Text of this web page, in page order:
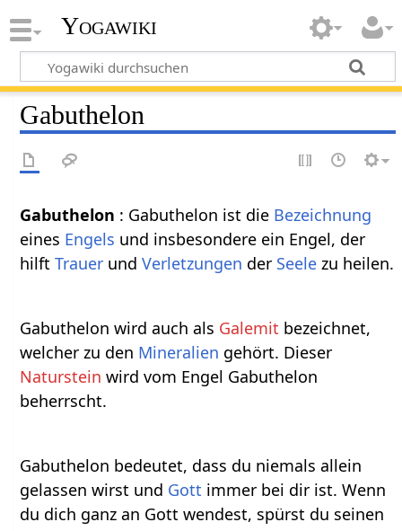
Yogawiki
Gabuthelon
Gabuthelon : Gabuthelon ist die Bezeichnung
eines Engels und insbesondere ein Engel, der
hilftTrauer undVerletzungen der Seele zu heilen.
Gabuthelon wird auch als Galemit bezeichnet,
welcher zu den Mineralien gehört. Dieser
Naturstein wird vom Engel Gabuthelon
beherrscht.
Gabuthelon bedeutet, dass du niemals allein
gelassen wirst und Gott immer bei dir ist. Wenn
du dich ganz an Gott wendest, spürst du seinen